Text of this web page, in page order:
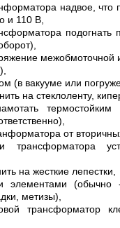
надвое, что
и 110 В,
(в вакууме или
на стеклоленту,
от
на жесткие лепестки,
элементами
метизы),
трансформатор